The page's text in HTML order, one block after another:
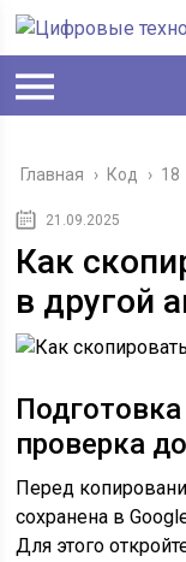
Главная › Код › 18
21.09.2025
Как
в другой
проверка
Перед
сохранена в
Для этого